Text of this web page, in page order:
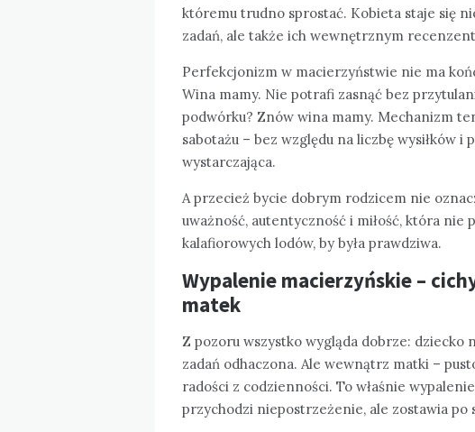
któremu trudno sprostać. Kobieta staje się
zadań, ale także ich wewnętrznym
Perfekcjonizm w macierzyństwie nie ma
Wina mamy. Nie potrafi zasnąć bez
podwórku? Znów wina mamy. Mechanizm
sabotażu – bez względu na liczbę wysiłków i
wystarczająca.
A przecież bycie dobrym rodzicem nie
uważność, autentyczność i miłość, która nie
kalafiorowych lodów, by była prawdziwa.
Wypalenie macierzyńskie –
matek
Z pozoru wszystko wygląda dobrze: dziecko
zadań odhaczona. Ale wewnątrz matki –
radości z codzienności. To właśnie
przychodzi niepostrzeżenie, ale zostawia po